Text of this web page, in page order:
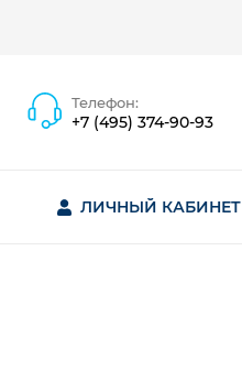
Телефон:
+7 (495) 374-90-93
ЛИЧНЫЙ КАБИНЕТ